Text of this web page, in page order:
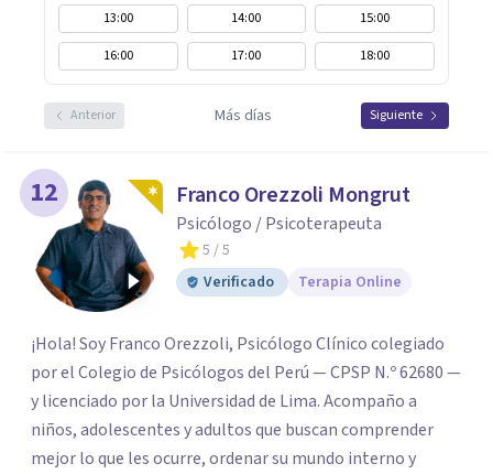
13:00 14:00
15:00
16:00
17:00 18:00
Anterior Más días Siguiente
12 Franco Orezzoli Mongrut
Psicólogo / Psicoterapeuta
5 / 5
Verificado
Terapia Online
¡Hola! Soy Franco Orezzoli, Psicólogo Clínico colegiado
por el Colegio de Psicólogos del Perú — CPSP N.º 62680 —
y licenciado por la Universidad de Lima. Acompaño a
niños, adolescentes y adultos que buscan comprender
mejor lo que les ocurre, ordenar su mundo interno y